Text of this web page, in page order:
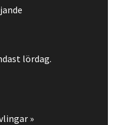
lördag.
»